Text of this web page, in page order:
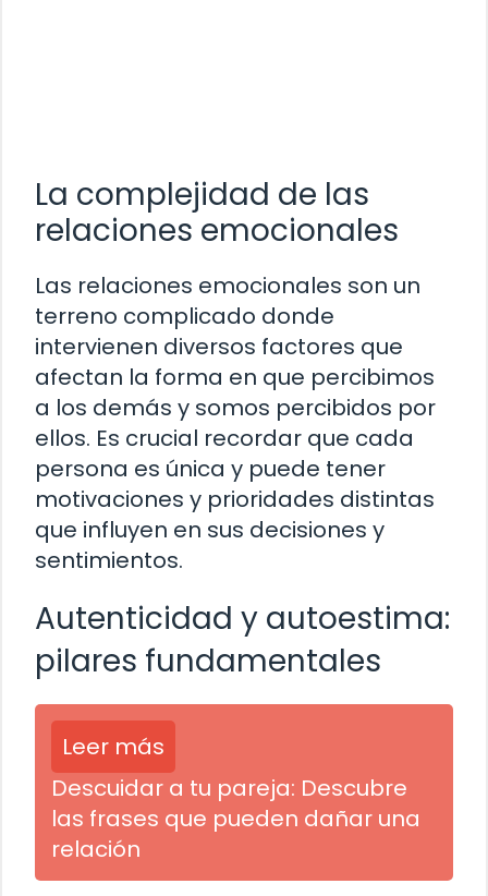
La complejidad de las
relaciones emocionales
Las relaciones emocionales son un
terreno complicado donde
intervienen diversos factores que
afectan la forma en que percibimos
a los demás y somos percibidos por
ellos. Es crucial recordar que cada
persona es única y puede tener
motivaciones y prioridades distintas
que influyen en sus decisiones y
sentimientos.
Autenticidad y autoestima:
pilares fundamentales
Leer más
Descuidar a tu pareja: Descubre
las frases que pueden dañar una
relación